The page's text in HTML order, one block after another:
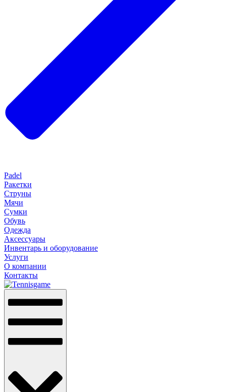
Padel
Ракетки
Струны
Мячи
Сумки
Обувь
Одежда
Аксессуары
Инвентарь и оборудование
Услуги
О компании
Контакты